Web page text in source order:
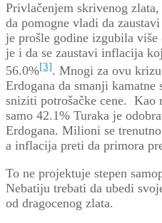
Privlačenjem skrivenog
da pomogne vladi da
je prošle godine izgubila
je i da se zaustavi inflacija
56.0%[3]. Mnogi za ovu
Erdogana da smanji kamatne
sniziti potrošačke cene. Kao
samo 42.1% Turaka je
Erdogana. Milioni se
a inflacija preti da primora
To ne projektuje stepen
Nebatiju trebati da ubedi
od dragocenog zlata.